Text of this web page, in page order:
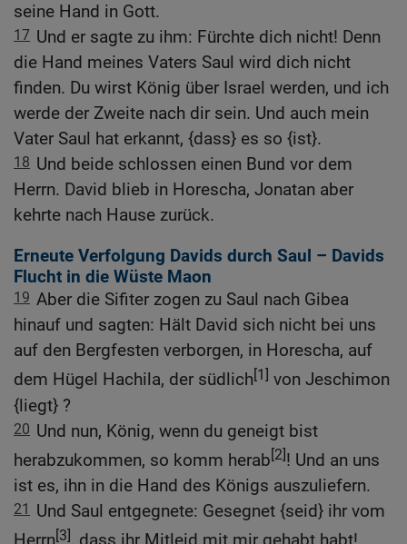
seine Hand in Gott.
17 Und er sagte zu ihm: Fürchte dich nicht! Denn
die Hand meines Vaters Saul wird dich nicht
finden. Du wirst König über Israel werden, und ich
werde der Zweite nach dir sein. Und auch mein
Vater Saul hat erkannt, {dass} es so {ist}.
18 Und beide schlossen einen Bund vor dem
Herrn. David blieb in Horescha, Jonatan aber
kehrte nach Hause zurück.
Erneute Verfolgung Davids durch Saul – Davids
Flucht in die Wüste Maon
19 Aber die Sifiter zogen zu Saul nach Gibea
hinauf und sagten: Hält David sich nicht bei uns
auf den Bergfesten verborgen, in Horescha, auf
dem Hügel Hachila, der südlich[1] von Jeschimon
{liegt} ?
20 Und nun, König, wenn du geneigt bist
herabzukommen, so komm herab[2]! Und an uns
ist es, ihn in die Hand des Königs auszuliefern.
21 Und Saul entgegnete: Gesegnet {seid} ihr vom
[3]